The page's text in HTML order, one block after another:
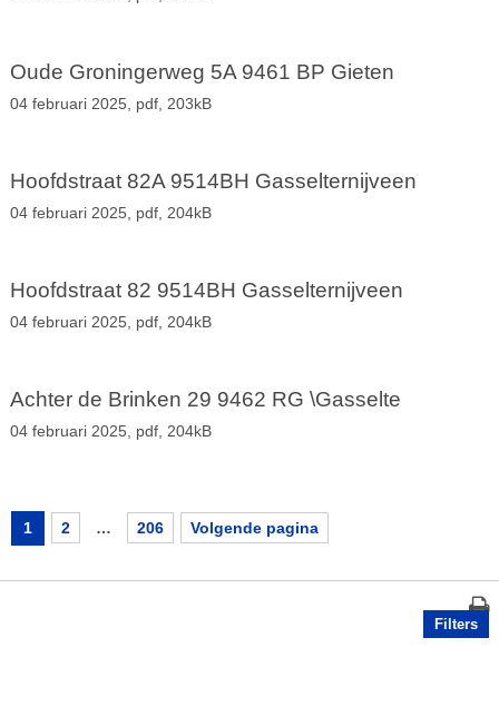
Oude Groningerweg 5A 9461 BP Gieten
04 februari 2025, pdf, 203kB
Hoofdstraat 82A 9514BH Gasselternijveen
04 februari 2025, pdf, 204kB
Hoofdstraat 82 9514BH Gasselternijveen
04 februari 2025, pdf, 204kB
Achter de Brinken 29 9462 RG \Gasselte
04 februari 2025, pdf, 204kB
1 2 … 206 Volgende pagina
Filters